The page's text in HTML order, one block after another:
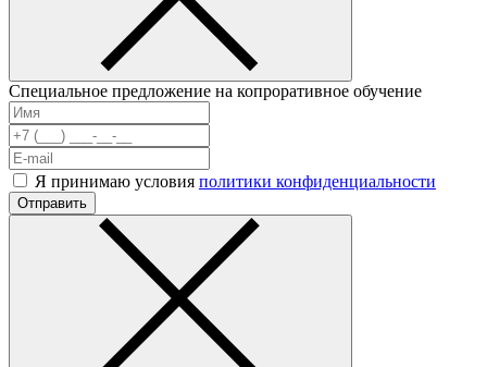
Специальное предложение на копроративное обучение
Я принимаю условия политики конфиденциальности
Отправить